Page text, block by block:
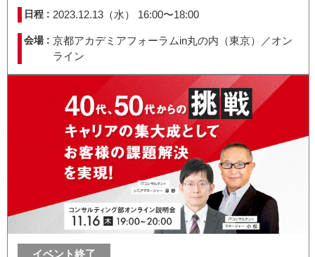
日程 : 2023.12.13（水） 16:00〜18:00
会場 : 京都アカデミアフォーラムin丸の内（東京）／オン
ライン
イベント終了